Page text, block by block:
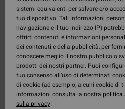
Ops, non abbiamo
ricerca.
Nessun problema! Prova con altre
categorie per trovare ciò che cerchi.
sistemi equivalenti per salvare e/o
tuo dispositivo. Tali informazioni
navigazione e il tuo indirizzo IP)
offrirti contenuti e informazioni
dei contenuti e della pubblicità, per
conoscere meglio il nostro pubblico o
prodotti dei nostri partner. Puoi
tuo consenso all’uso di determinati
di cookie (ad esempio, alcuni cookie di
informazioni consulta la nostra politica
sulla privacy.